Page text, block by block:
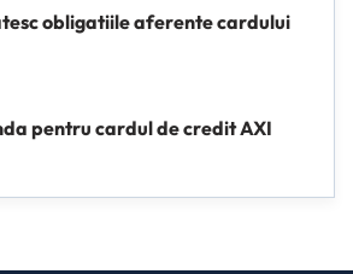
obligatiile aferente cardului
pentru cardul de credit AXI